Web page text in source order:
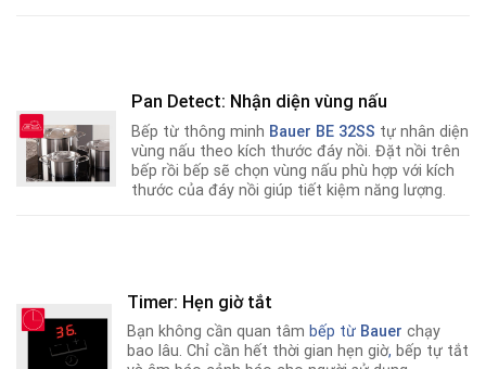
Pan Detect: Nhận diện vùng nấu
Bếp từ thông minh Bauer BE 32SS tự nhân diện
vùng nấu theo kích thước đáy nồi. Đặt nồi trên
bếp rồi bếp sẽ chọn vùng nấu phù hợp với kích
thước của đáy nồi giúp tiết kiệm năng lượng.
Timer: Hẹn giờ tắt
Bạn không cần quan tâm bếp từ Bauer chạy
bao lâu. Chỉ cần hết thời gian hẹn giờ, bếp tự tắt